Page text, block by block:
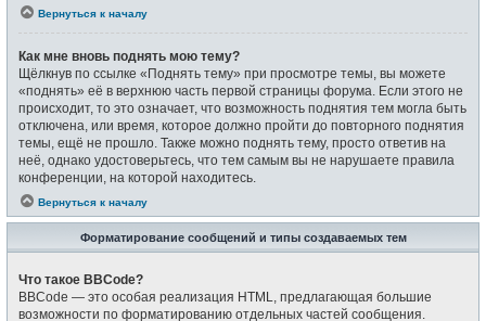
Вернуться к началу
Как мне вновь поднять мою тему?
Щёлкнув по ссылке «Поднять тему» при просмотре темы, вы можете
«поднять» её в верхнюю часть первой страницы форума. Если этого не
происходит, то это означает, что возможность поднятия тем могла быть
отключена, или время, которое должно пройти до повторного поднятия
темы, ещё не прошло. Также можно поднять тему, просто ответив на
неё, однако удостоверьтесь, что тем самым вы не нарушаете правила
конференции, на которой находитесь.
Вернуться к началу
Форматирование сообщений и типы создаваемых тем
Что такое BBCode?
BBCode — это особая реализация HTML, предлагающая большие
возможности по форматированию отдельных частей сообщения.